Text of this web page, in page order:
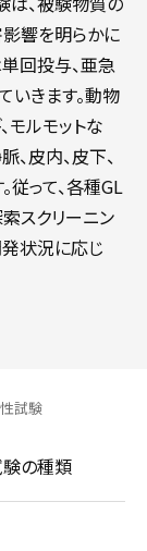
響を明らかに
回投与、亜急
きます。動物
モルモットな
、皮内、皮下、
従って、各種GL
スクリーニン
状況に応じ
試験
の種類